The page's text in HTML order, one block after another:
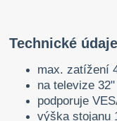
Technické
max. zatížení
na televize
podporuje
výška stojanu